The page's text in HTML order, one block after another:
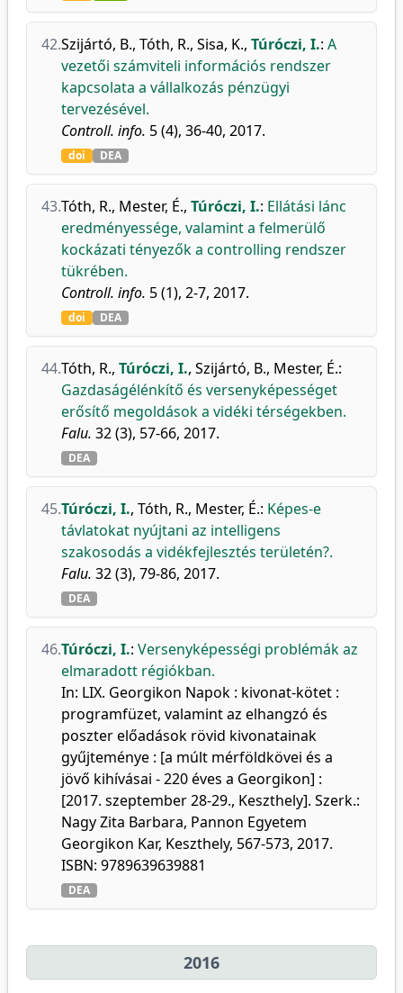
42.Szijártó, B., Tóth, R., Sisa, K., Túróczi, I.: A
vezetői számviteli információs rendszer
kapcsolata a vállalkozás pénzügyi
tervezésével.
Controll. info. 5 (4), 36-40, 2017.
doi DEA
43.Tóth, R., Mester, É., Túróczi, I.: Ellátási lánc
eredményessége, valamint a felmerülő
kockázati tényezők a controlling rendszer
tükrében.
Controll. info. 5 (1), 2-7, 2017.
doi DEA
44.Tóth, R., Túróczi, I., Szijártó, B., Mester, É.:
Gazdaságélénkítő és versenyképességet
erősítő megoldások a vidéki térségekben.
Falu. 32 (3), 57-66, 2017.
DEA
45.Túróczi, I., Tóth, R., Mester, É.: Képes-e
távlatokat nyújtani az intelligens
szakosodás a vidékfejlesztés területén?.
Falu. 32 (3), 79-86, 2017.
DEA
46.Túróczi, I.: Versenyképességi problémák az
elmaradott régiókban.
In: LIX. Georgikon Napok : kivonat-kötet :
programfüzet, valamint az elhangzó és
poszter előadások rövid kivonatainak
gyűjteménye : [a múlt mérföldkövei és a
jövő kihívásai - 220 éves a Georgikon] :
[2017. szeptember 28-29., Keszthely]. Szerk.:
Nagy Zita Barbara, Pannon Egyetem
Georgikon Kar, Keszthely, 567-573, 2017.
ISBN: 9789639639881
DEA
2016